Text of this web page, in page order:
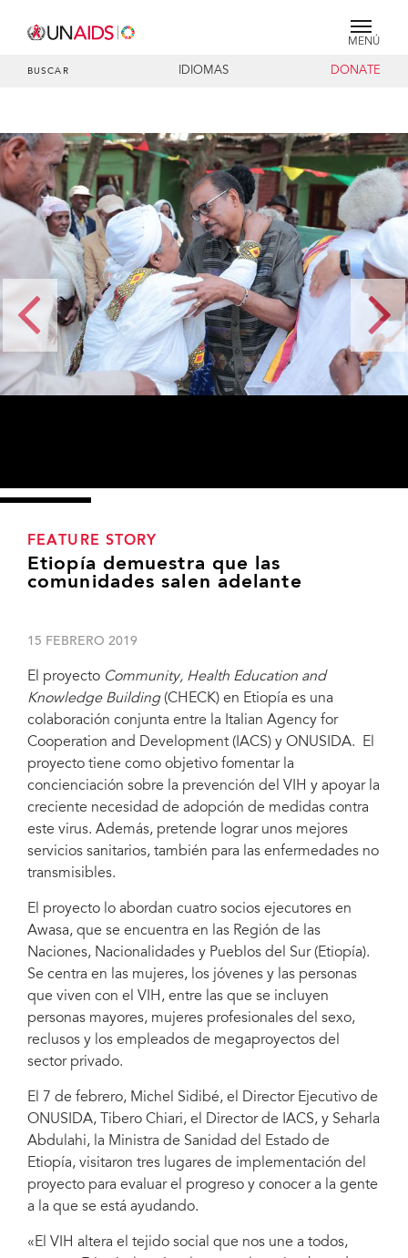
MENÚ
BUSCAR IDIOMAS DONATE
FEATURE STORY
Etiopía demuestra que las
comunidades salen adelante
15 FEBRERO 2019
El proyecto Community, Health Education and
Knowledge Building(CHECK) en Etiopía es una
colaboración conjunta entre la Italian Agency for
Cooperation and Development (IACS) y ONUSIDA. El
proyecto tiene como objetivo fomentar la
concienciación sobre la prevención del VIH y apoyar la
creciente necesidad de adopción de medidas contra
este virus. Además, pretende lograr unos mejores
servicios sanitarios, también para las enfermedades no
transmisibles.
El proyecto lo abordan cuatro socios ejecutores en
Awasa, que se encuentra en las Región de las
Naciones, Nacionalidades y Pueblos del Sur (Etiopía).
Se centra en las mujeres, los jóvenes y las personas
que viven con el VIH, entre las que se incluyen
personas mayores, mujeres profesionales del sexo,
reclusos y los empleados de megaproyectos del
sector privado.
El 7 de febrero, Michel Sidibé, el Director Ejecutivo de
ONUSIDA, Tibero Chiari, el Director de IACS, y Seharla
Abdulahi, la Ministra de Sanidad del Estado de
Etiopía, visitaron tres lugares de implementación del
proyecto para evaluar el progreso y conocer a la gente
a la que se está ayudando.
«El VIH altera el tejido social que nos une a todos,